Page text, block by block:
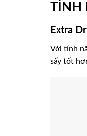
TÍNH
Extra
Với tính
sấy tốt